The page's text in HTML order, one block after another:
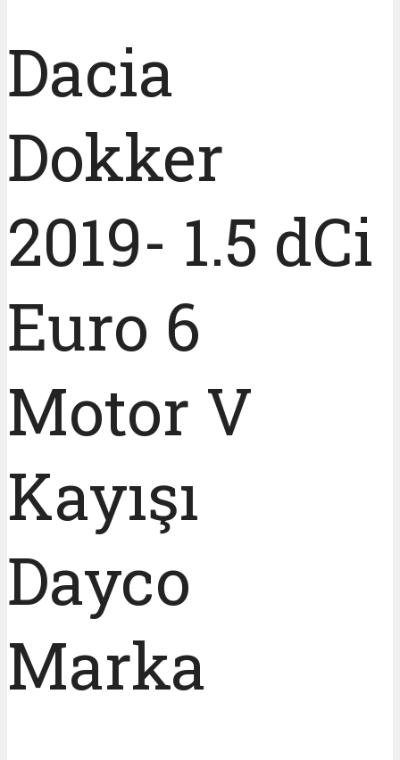
Dacia
Dokker
2019- 1.5 dCi
Euro 6
Motor V
Kayışı
Dayco
Marka